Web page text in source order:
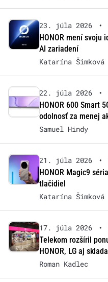
23. júla 2026 •
HONOR mení svoju
AI zariadení
Katarína Šimková
22. júla 2026 •
HONOR 600 Smart
odolnosť za menej
Samuel Hindy
21. júla 2026 •
HONOR Magic9
tlačidiel
Katarína Šimková
17. júla 2026 •
Telekom rozšíril
HONOR, LG aj
Roman Kadlec